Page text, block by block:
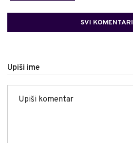
SVI KOMENTARI
Upiši ime